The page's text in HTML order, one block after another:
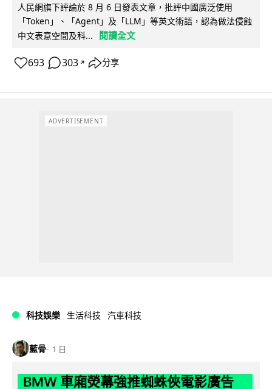
人民網旗下評論於 8 月 6 日發表文章，批評中國廣泛使用
「Token」、「Agent」及「LLM」等英文術語，認為做法侵蝕
中文表意空間及科...
閱讀全文
693 303 ↗ 分享
ADVERTISEMENT
科技娛樂 生活科技 汽車科技
藍骨 1 日
BMW 車廂熒幕強推蜘蛛俠電影廣告